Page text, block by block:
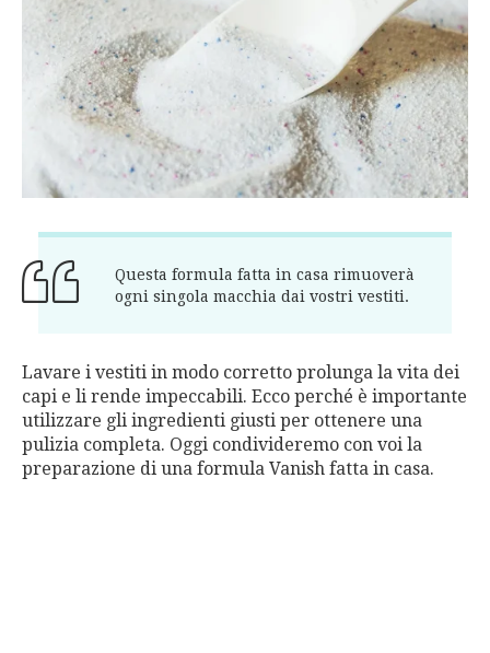
Questa formula fatta in casa rimuoverà
ogni singola macchia dai vostri vestiti.
Lavare i vestiti in modo corretto prolunga la vita dei
capi e li rende impeccabili. Ecco perché è importante
utilizzare gli ingredienti giusti per ottenere una
pulizia completa. Oggi condivideremo con voi la
preparazione di una formula Vanish fatta in casa.